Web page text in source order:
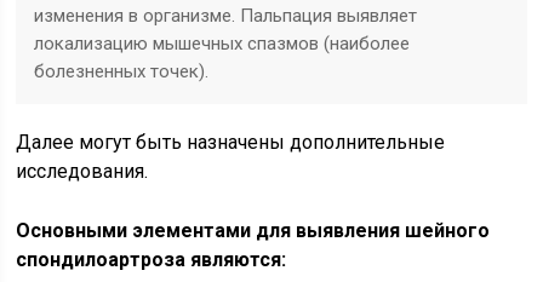
изменения в организме. Пальпация выявляет
локализацию мышечных спазмов (наиболее
болезненных точек).
Далее могут быть назначены дополнительные
исследования.
Основными элементами для выявления шейного
спондилоартроза являются: